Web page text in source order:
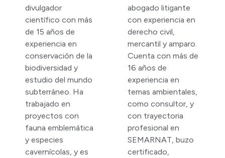
divulgador
científico con más
de 15 años de
experiencia en
conservación de la
biodiversidad y
estudio del mundo
subterráneo. Ha
trabajado en
proyectos con
fauna emblemática
y especies
cavernícolas, y es
abogado litigante
con experiencia en
derecho civil,
mercantil y amparo.
Cuenta con más de
16 años de
experiencia en
temas ambientales,
como consultor, y
con trayectoria
profesional en
SEMARNAT, buzo
certificado,